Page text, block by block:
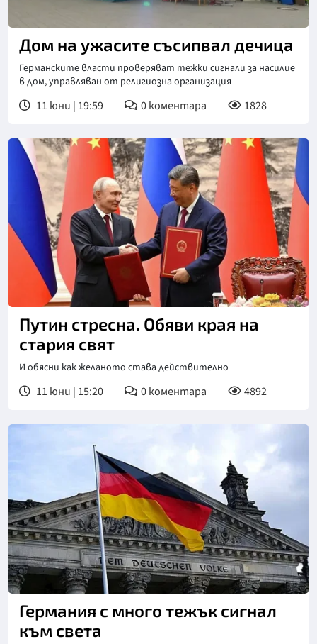
Дом на ужасите съсипвал дечица
Германските власти проверяват тежки сигнали за насилие
в дом, управляван от религиозна организация
11 юни | 19:59 0коментара 1828
Путин стресна. Обяви края на
стария свят
И обясни как желаното става действително
11 юни | 15:20 0коментара 4892
Германия с много тежък сигнал
към света